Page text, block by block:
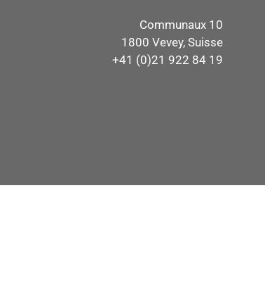
Communaux 10
1800 Vevey, Suisse
+41 (0)21 922 84 19